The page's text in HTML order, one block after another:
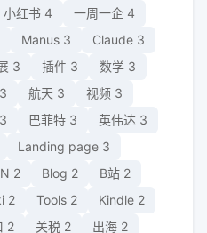
小红书 4 一周一企 4
Manus 3 Claude 3
3 插件 3 数学 3
3 航天 3 视频 3
3 巴菲特 3 英伟达 3
Landing page 3
2 Blog 2 B站 2
2 Tools 2 Kindle 2
2 关税 2 出海 2